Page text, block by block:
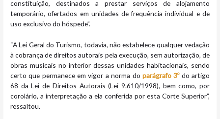
constituição, destinados a prestar serviços de alojamento
temporário, ofertados em unidades de frequência individual e de
uso exclusivo do hóspede”.
“A Lei Geral do Turismo, todavia, não estabelece qualquer vedação
à cobrança de direitos autorais pela execução, sem autorização, de
obras musicais no interior dessas unidades habitacionais, sendo
certo que permanece em vigor a norma do parágrafo 3ºdo artigo
68 da Lei de Direitos Autorais (Lei 9.610/1998), bem como, por
corolário, a interpretação a ela conferida por esta Corte Superior”,
ressaltou.